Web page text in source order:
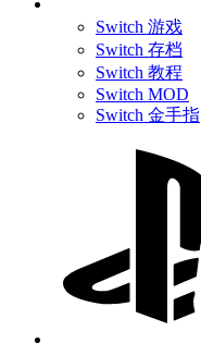
Switch 游戏
Switch 存档
Switch 教程
Switch MOD
Switch 金手指